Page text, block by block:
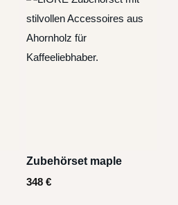
Zubehörset maple
348 €